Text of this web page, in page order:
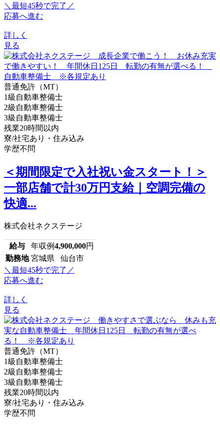
＼最短45秒で完了／
応募へ進む
詳しく
見る
普通免許（MT）
1級自動車整備士
2級自動車整備士
3級自動車整備士
残業20時間以内
寮/社宅あり・住み込み
学歴不問
＜期間限定で入社祝い金スタート！＞
一部店舗で計30万円支給｜空調完備の
快適...
株式会社ネクステージ
給与 年収例4,900,000円
勤務地 宮城県 仙台市
＼最短45秒で完了／
応募へ進む
詳しく
見る
普通免許（MT）
1級自動車整備士
2級自動車整備士
3級自動車整備士
残業20時間以内
寮/社宅あり・住み込み
学歴不問